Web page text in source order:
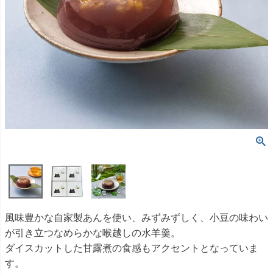
風味豊かな自家製あんを使い、みずみずしく、小豆の味わい
が引き立つなめらかな喉越しの水羊羹。
ダイスカットした甘露煮の食感もアクセントとなっていま
す。